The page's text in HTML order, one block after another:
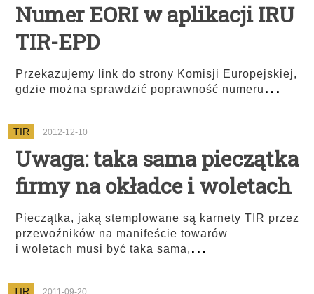
Numer EORI w aplikacji IRU
TIR-EPD
Przekazujemy link do strony Komisji Europejskiej,
gdzie można sprawdzić poprawność numeru...
TIR 2012-12-10
Uwaga: taka sama pieczątka
firmy na okładce i woletach
Pieczątka, jaką stemplowane są karnety TIR przez
przewoźników na manifeście towarów
i woletach musi być taka sama, ...
TIR